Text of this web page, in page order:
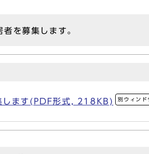
を募集します。
します(PDF形式, 218KB) 別ウィンド